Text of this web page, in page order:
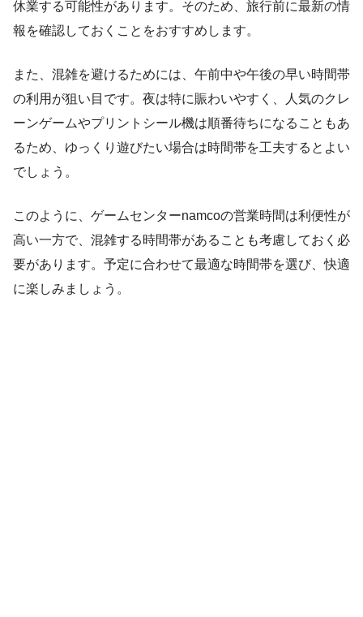
休業する可能性があります。そのため、旅行前に最新の情
報を確認しておくことをおすすめします。
また、混雑を避けるためには、午前中や午後の早い時間帯
の利用が狙い目です。夜は特に賑わいやすく、人気のクレ
ーンゲームやプリントシール機は順番待ちになることもあ
るため、ゆっくり遊びたい場合は時間帯を工夫するとよい
でしょう。
このように、ゲームセンターnamcoの営業時間は利便性が
高い一方で、混雑する時間帯があることも考慮しておく必
要があります。予定に合わせて最適な時間帯を選び、快適
に楽しみましょう。